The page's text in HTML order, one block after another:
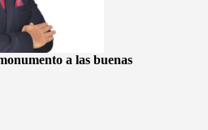
a las buenas